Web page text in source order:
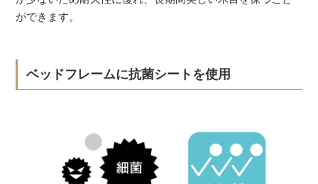
ができます。
ベッドフレームに抗菌シートを使用